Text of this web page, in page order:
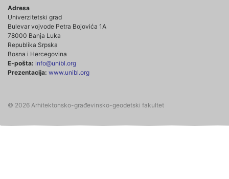
Adresa
Univerzitetski grad
Bulevar vojvode Petra Bojovića 1A
78000 Banja Luka
Republika Srpska
Bosna i Hercegovina
E-pošta: info@unibl.org
Prezentacija: www.unibl.org
© 2026 Arhitektonsko-građevinsko-geodetski fakultet